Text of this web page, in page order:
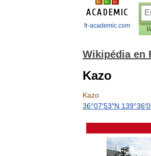
fr-academic.com
Wikipédia en
Kazo
Kazo
36°07′53″N 139°36′